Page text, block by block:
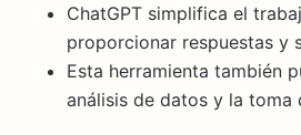
ChatGPT simplifica el
proporcionar respuestas y
Esta herramienta también
análisis de datos y la toma